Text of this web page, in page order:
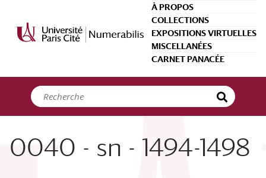
À PROPOS
COLLECTIONS
EXPOSITIONS VIRTUELLES
MISCELLANÉES
CARNET PANACÉE
0040 - sn - 1494-1498